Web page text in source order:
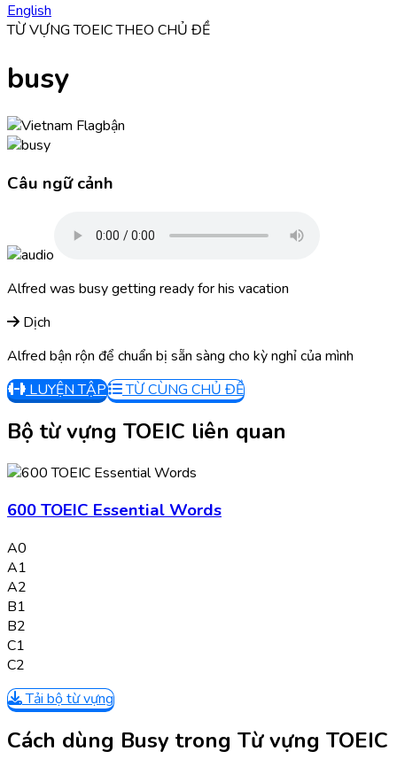
English
TỪ VỰNG TOEIC THEO CHỦ ĐỀ
busy
bận
Câu ngữ cảnh
Alfred was busygetting ready for his vacation
Dịch
Alfred bận rộn để chuẩn bị sẵn sàng cho kỳ nghỉ của mình
LUYỆN TẬP
TỪ CÙNG CHỦ ĐỀ
Bộ từ vựng TOEIC liên quan
600 TOEIC Essential Words
A0
A1
A2
B1
B2
C1
C2
Tải bộ từ vựng
Cách dùng Busy trong Từ vựng TOEIC